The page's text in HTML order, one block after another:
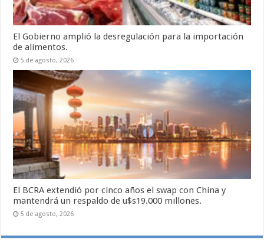
El Gobierno amplió la desregulación para la importación
de alimentos.
5 de agosto, 2026
El BCRA extendió por cinco años el swap con China y
mantendrá un respaldo de u$s19.000 millones.
5 de agosto, 2026